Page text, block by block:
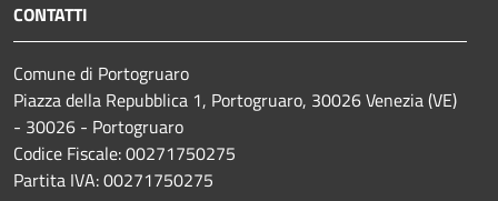
CONTATTI
Comune di Portogruaro
Piazza della Repubblica 1, Portogruaro, 30026 Venezia (VE)
- 30026 - Portogruaro
Codice Fiscale: 00271750275
Partita IVA: 00271750275